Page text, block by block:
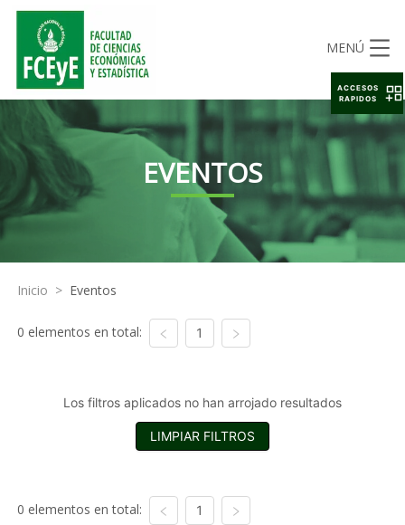
MENÚ
EVENTOS
Inicio > Eventos
0 elementos en total: 1
Los filtros aplicados no han arrojado resultados
LIMPIAR FILTROS
0 elementos en total: 1
ACCESOS
RAPIDOS